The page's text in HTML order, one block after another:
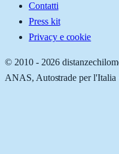
Contatti
Press kit
Privacy e cookie
© 2010 - 2026
ANAS, Autostrade per l'Italia